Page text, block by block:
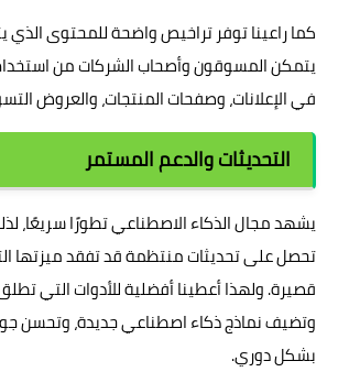
كما راعينا توفر تراخيص واضحة للمحتوى الذي
يتمكن المسوقون وأصحاب الشركات من
في الإعلانات، وصفحات المنتجات، والعروض
التحديثات والدعم المستمر
يشهد مجال الذكاء الاصطناعي تطورًا سريعًا،
تحصل على تحديثات منتظمة قد تفقد ميزتها
قصيرة. ولهذا أعطينا أفضلية للأدوات التي
وتضيف نماذج ذكاء اصطناعي جديدة، وتحسن
بشكل دوري.